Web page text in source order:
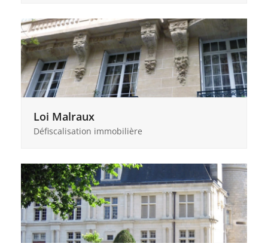
Loi Malraux
Défiscalisation immobilière